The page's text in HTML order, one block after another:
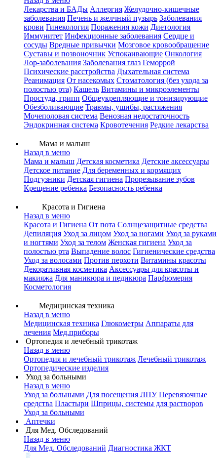
Лекарства и БАДы Аллергия Желудочно-кишечные
заболевания Печень и желчный пузырь Заболевания
крови Гинекология Поражения кожи Диетология
Иммунитет Инфекционные заболевания Сердце и
сосуды Вредные привычки Мозговое кровообращение
Суставы и позвоночник Успокаивающие Онкология
Лор-заболевания Заболевания глаз Геморрой
Психические расстройства Дыхательная система
Реанимация От насекомых Стоматология (без ухода за
полостью рта) Кашель Витамины и микроэлементы
Простуда, грипп Общеукрепляющие и тонизирующие
Обезболивающие Травмы, ушибы, растяжения
Мочеполовая система Венозная недостаточность
Эндокринная система Кровотечения Редкие лекарства
Мама и малыш
Назад в меню
Мама и малыш Детская косметика Детские аксессуары
Детское питание Для беременных и кормящих
Подгузники Детская гигиена Прорезывание зубов
Крещение ребенка Безопасность ребенка
Красота и Гигиена
Назад в меню
Красота и Гигиена От пота Солнцезащитные средства
Депиляция Уход за лицом Уход за ногами Уход за руками
и ногтями Уход за телом Женская гигиена Уход за
полостью рта Выпадение волос Гигиенические средства
Уход за волосами Против перхоти Витамины красоты
Декоративная косметика Аксессуары для красоты и
макияжа Для маникюра и педикюра Парфюмерия
Косметология
Медицинская техника
Назад в меню
Медицинская техника Глюкометры Аппараты для
лечения Мед.приборы
Ортопедия и лечебный трикотаж
Назад в меню
Ортопедия и лечебный трикотаж Лечебный трикотаж
Ортопедические изделия
Уход за больными
Назад в меню
Уход за больными Для посещения ЛПУ Перевязочные
средства Пластыри Шприцы, системы для растворов
Уход за больными
Аптечки
Для Мед. Обследований
Назад в меню
Для Мед. Обследований Диагностика ЖКТ